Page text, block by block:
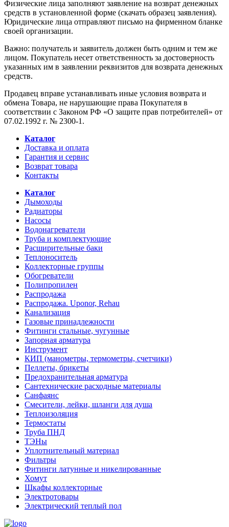
Физические лица заполняют заявление на возврат денежных
средств в установленной форме (скачать образец заявления).
Юридические лица отправляют письмо на фирменном бланке
своей организации.
Важно: получатель и заявитель должен быть одним и тем же
лицом. Покупатель несет ответственность за достоверность
указанных им в заявлении реквизитов для возврата денежных
средств.
Продавец вправе устанавливать иные условия возврата и
обмена Товара, не нарушающие права Покупателя в
соответствии с Законом РФ «О защите прав потребителей» от
07.02.1992 г. № 2300-1.
Каталог
Доставка и оплата
Гарантия и сервис
Возврат товара
Контакты
Каталог
Дымоходы
Радиаторы
Насосы
Водонагреватели
Труба и комплектующие
Расширительные баки
Теплоноситель
Коллекторные группы
Обогреватели
Полипропилен
Распродажа
Распродажа. Uponor, Rehau
Канализация
Газовые принадлежности
Фитинги стальные, чугунные
Запорная арматура
Инструмент
КИП (манометры, термометры, счетчики)
Пеллеты, брикеты
Предохранительная арматура
Сантехнические расходные материалы
Санфаянс
Смесители, лейки, шланги для душа
Теплоизоляция
Термостаты
Труба ПНД
ТЭНы
Уплотнительный материал
Фильтры
Фитинги латунные и никелированные
Хомут
Шкафы коллекторные
Электротовары
Электрический теплый пол